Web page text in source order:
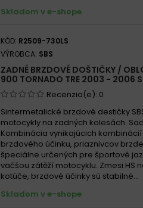
Skladom v e-shope
KÓD: R2509-730LS
VÝROBCA: SBS
ZADNÉ BRZDOVÉ DOŠTIČKY /
900 TORNADO TRE 2003 - 2006
Recenzia(e): 0
Sintermetalické brzdové destičky
motocykly na zadných kolesách.
Kombinácia vynikajúcich
brzdového účinku, priaznivcov
špeciálne určených pre športové
väčšou zátěží motocyklu. Zmesi HS
kotúče, brzdové účinky sú stabilné...
Skladom v e-shope